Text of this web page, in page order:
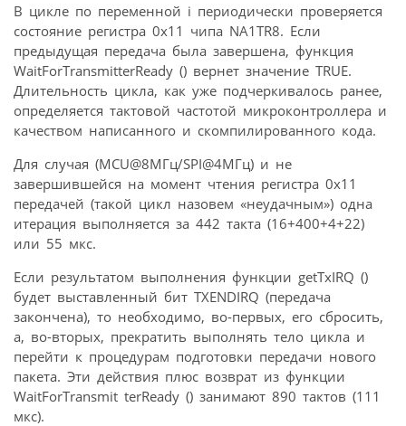
В цикле по переменной i периодически проверяется
состояние регистра 0x11 чипа NA1TR8. Если
предыдущая передача была завершена, функция
WaitForTransmitterReady () вернет значение TRUE.
Длительность цикла, как уже подчеркивалось ранее,
определяется тактовой частотой микроконтроллера и
качеством написанного и скомпилированного кода.
Для случая (MCU@8МГц/SPI@4МГц) и не
завершившейся на момент чтения регистра 0x11
передачей (такой цикл назовем «неудачным») одна
итерация выполняется за 442 такта (16+400+4+22)
или 55 мкс.
Если результатом выполнения функции getTxIRQ ()
будет выставленный бит TXENDIRQ (передача
закончена), то необходимо, во-первых, его сбросить,
а, во-вторых, прекратить выполнять тело цикла и
перейти к процедурам подготовки передачи нового
пакета. Эти действия плюс возврат из функции
WaitForTransmit terReady () занимают 890 тактов (111
мкс).